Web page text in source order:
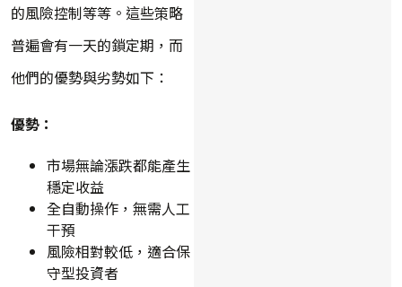
的風險控制等等。這些策略
普遍會有一天的鎖定期，而
他們的優勢與劣勢如下：
優勢：
市場無論漲跌都能產生
穩定收益
全自動操作，無需人工
干預
風險相對較低，適合保
守型投資者